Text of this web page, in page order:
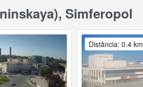
Simferopol
Distância: 0.4 km